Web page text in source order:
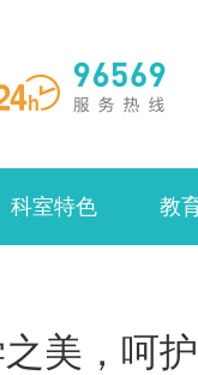
科室特色 教
美，呵